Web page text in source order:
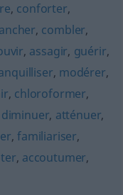
, conforter,
, combler,
, assagir, guérir,
, modérer,
, chloroformer,
diminuer, atténuer,
, familiariser,
, accoutumer,